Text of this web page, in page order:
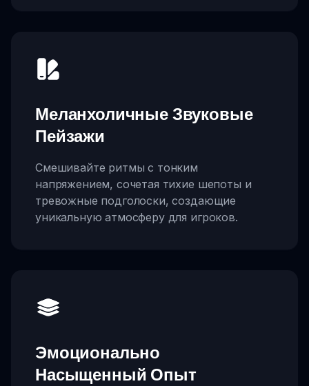
Меланхоличные Звуковые
Пейзажи
Смешивайте ритмы с тонким
напряжением, сочетая тихие шепоты и
тревожные подголоски, создающие
уникальную атмосферу для игроков.
Эмоционально
Насыщенный Опыт